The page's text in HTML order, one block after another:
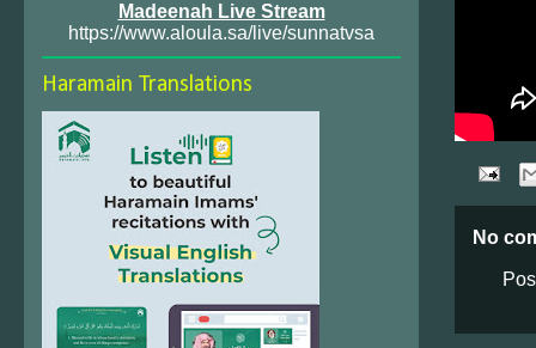
No
Madeenah Live Stream
https://www.aloula.sa/live/sunnatvsa
Haramain Translations